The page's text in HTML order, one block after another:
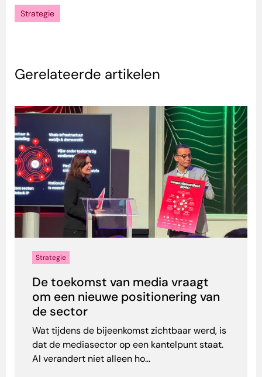
Strategie
Gerelateerde artikelen
Strategie
De toekomst van media vraagt
om een nieuwe positionering van
de sector
Wat tijdens de bijeenkomst zichtbaar werd, is
dat de mediasector op een kantelpunt staat.
AI verandert niet alleen ho...